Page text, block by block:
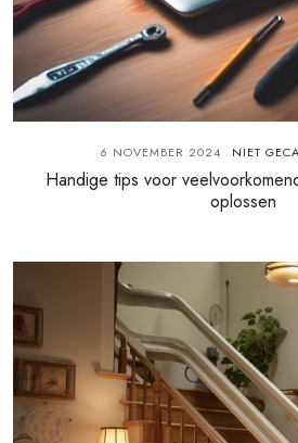
6 NOVEMBER 2024 NIET
Handige tips voor
oplossen